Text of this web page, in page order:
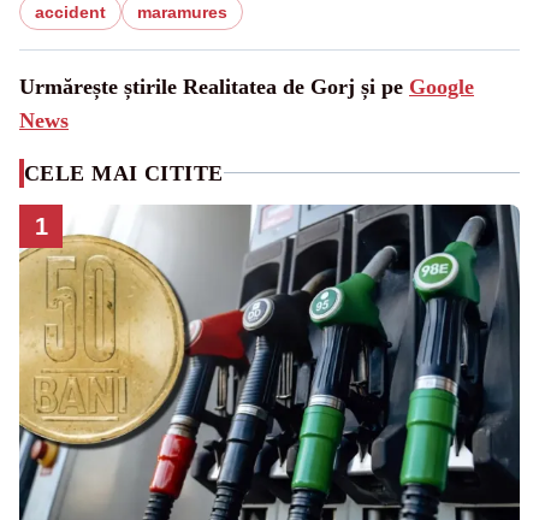
accident maramures
Urmărește știrile Realitatea de Gorj și pe Google
News
CELE MAI CITITE
1